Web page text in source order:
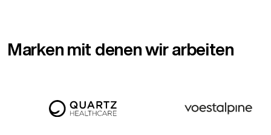
Marken mit denen wir arbeiten